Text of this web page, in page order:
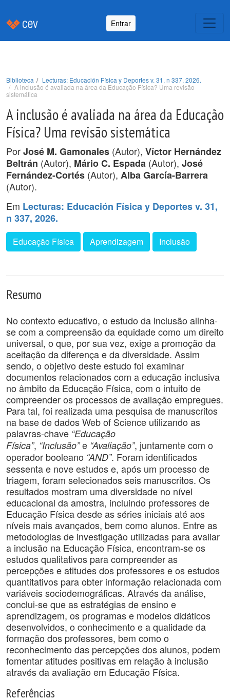
Entrar
Biblioteca
Lecturas: Educación Física y Deportes v. 31, n 337, 2026.
A inclusão é avaliada na área da Educação Física? Uma revisão
sistemática
A inclusão é avaliada na área da Educação
Física? Uma revisão sistemática
PorJosé M. Gamonales (Autor), Víctor Hernández
Beltrán (Autor), Mário C. Espada (Autor), José
Fernández-Cortés (Autor), Alba García-Barrera
(Autor).
Em Lecturas: Educación Física y Deportes v. 31,
n 337, 2026.
Educação Física Aprendizagem Inclusão
Resumo
No contexto educativo, o estudo da inclusão alinha-
se com a compreensão da equidade como um direito
universal, o que, por sua vez, exige a promoção da
aceitação da diferença e da diversidade. Assim
sendo, o objetivo deste estudo foi examinar
documentos relacionados com a educação inclusiva
no âmbito da Educação Física, com o intuito de
compreender os processos de avaliação empregues.
Para tal, foi realizada uma pesquisa de manuscritos
na base de dados Web of Science utilizando as
palavras-chave “Educação
Física”, “Inclusão”e “Avaliação”, juntamente com o
operador booleano “AND”. Foram identificados
sessenta e nove estudos e, após um processo de
triagem, foram selecionados seis manuscritos. Os
resultados mostram uma diversidade no nível
educacional da amostra, incluindo professores de
Educação Física desde as séries iniciais até aos
níveis mais avançados, bem como alunos. Entre as
metodologias de investigação utilizadas para avaliar
a inclusão na Educação Física, encontram-se os
estudos qualitativos para compreender as
percepções e atitudes dos professores e os estudos
quantitativos para obter informação relacionada com
variáveis ​​sociodemográficas. Através da análise,
conclui-se que as estratégias de ensino e
aprendizagem, os programas e modelos didáticos
desenvolvidos, o conhecimento e a qualidade da
formação dos professores, bem como o
reconhecimento das percepções dos alunos, podem
fomentar atitudes positivas em relação à inclusão
através da avaliação em Educação Física.
Referências